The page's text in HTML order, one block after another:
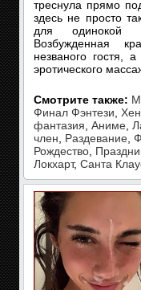
треснула прямо
здесь не просто
для одинокой
Возбужденная
незваного гостя,
эротического
Смотрите также:
Финал Фэнтези
фантазия Аниме
член
Раздевание
Рождество
Локхарт, Санта